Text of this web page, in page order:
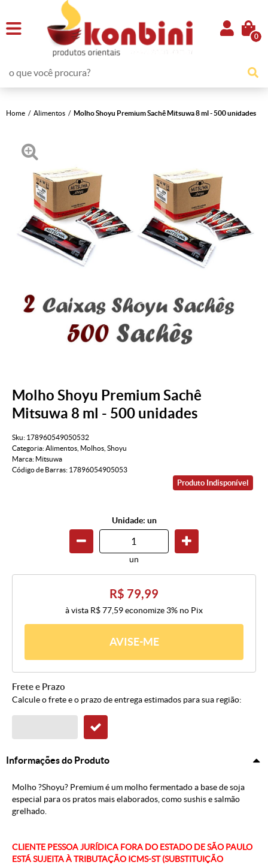
0
Home Alimentos Molho Shoyu Premium Sachê Mitsuwa 8 ml - 500 unidades
Molho Shoyu Premium Sachê
Mitsuwa 8 ml - 500 unidades
Sku: 178960549050532
Categoria:Alimentos Molhos Shoyu
Marca: Mitsuwa
Código de Barras: 17896054905053
Produto Indisponível
Unidade: un
un
R$ 79,99
à vista R$ 77,59economize 3% no Pix
AVISE-ME
Frete e Prazo
Calcule o frete e o prazo de entrega estimados para sua região:
Informações do Produto
Molho ?Shoyu? Premium é um molho fermentado a base de soja
especial para os pratos mais elaborados, como sushis e salmão
grelhado.
CLIENTE PESSOA JURÍDICA FORA DO ESTADO DE SÃO PAULO
ESTÁ SUJEITA À TRIBUTAÇÃO ICMS-ST (SUBSTITUIÇÃO